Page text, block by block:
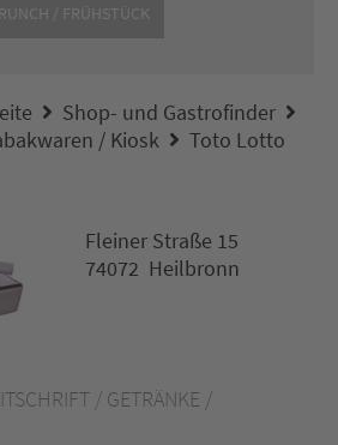
/ FRÜHSTÜCK
Shop- und Gastrofinder
/ Kiosk
Toto Lotto
/ GETRÄNKE /
Fleiner Straße 15
74072 Heilbronn